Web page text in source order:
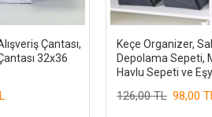
Çantası,
32x36
Keçe Organizer,
Depolama Sepeti,
Havlu Sepeti ve
98,00
126,00 TL